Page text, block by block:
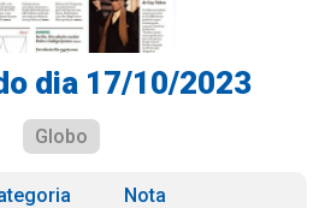
dia 17/10/2023
Globo
Nota